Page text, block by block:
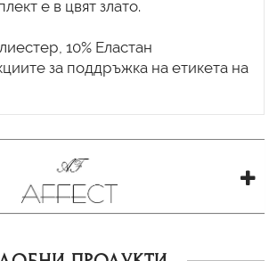
е в цвят злато.
10% Еластан
за поддръжка на етикета на